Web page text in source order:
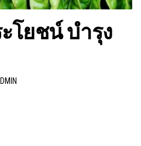
โยชน์ บำรุง